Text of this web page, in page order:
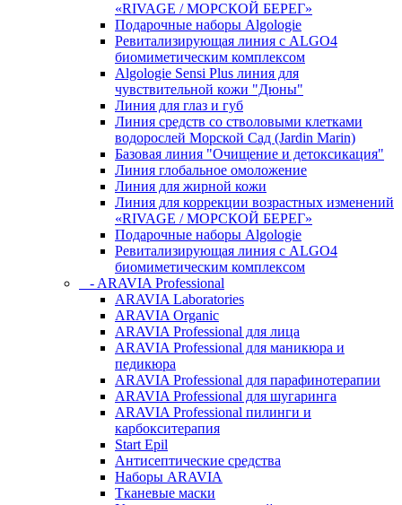
«RIVAGE / МОРСКОЙ БЕРЕГ»
Подарочные наборы Algologie
Ревитализирующая линия с ALGO4
биомиметическим комплексом
Algologie Sensi Plus линия для
чувcтвительной кожи "Дюны"
Линия для глаз и губ
Линия средств со стволовыми клетками
водорослей Морской Сад (Jardin Marin)
Базовая линия "Очищение и детоксикация"
Линия глобальное омоложение
Линия для жирной кожи
Линия для коррекции возрастных изменений
«RIVAGE / МОРСКОЙ БЕРЕГ»
Подарочные наборы Algologie
Ревитализирующая линия с ALGO4
биомиметическим комплексом
- ARAVIA Professional
ARAVIA Laboratories
ARAVIA Organic
ARAVIA Professional для лица
ARAVIA Professional для маникюра и
педикюра
ARAVIA Professional для парафинотерапии
ARAVIA Professional для шугаринга
ARAVIA Professional пилинги и
карбокситерапия
Start Epil
Антисептические средства
Наборы ARAVIA
Тканевые маски